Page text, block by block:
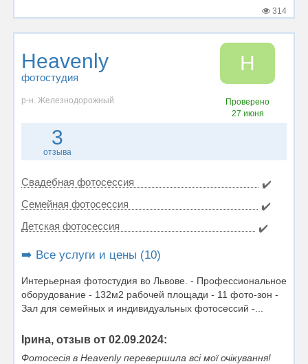
314
Heavenly
фотостудия
H
р-н. Железнодорожный
Проверено
27 июня
3
отзыва
Свадебная фотосессия
✔️
Семейная фотосессия
✔️
Детская фотосессия
✔️
➡️ Все услуги и цены (10)
Интерьерная фотостудия во Львове. - Профессиональное
оборудование - 132м2 рабочей площади - 11 фото-зон -
Зал для семейных и индивидуальных фотосессий -...
Ірина, отзыв от 02.09.2024:
Фотосесія в Heavenly перевершила всі мої очікування!